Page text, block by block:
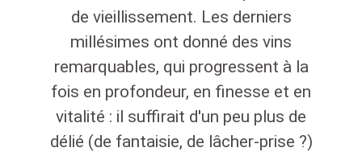
de vieillissement. Les derniers
millésimes ont donné des vins
remarquables, qui progressent à la
fois en profondeur, en finesse et en
vitalité : il suffirait d'un peu plus de
délié (de fantaisie, de lâcher-prise ?)